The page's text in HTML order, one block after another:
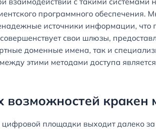
программного
источники информации, что
свои шлюзы,
доменные имена, так и
этими методами доступа
возможностей кракен
площадки выходит далеко за